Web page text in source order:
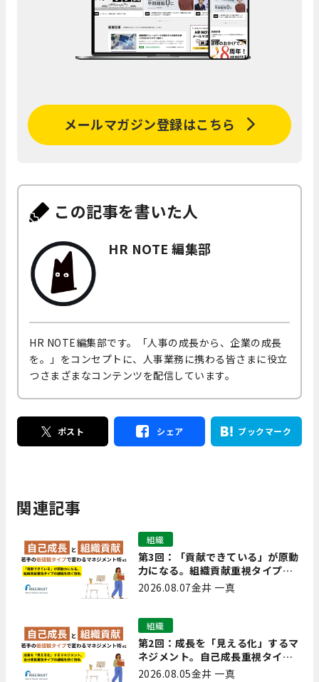
メールマガジン登録はこちら
この記事を書いた人
HR NOTE 編集部
HR NOTE編集部です。「人事の成長から、企業の成長
を。」をコンセプトに、人事業務に携わる皆さまに役立
つさまざまなコンテンツを配信しています。
ポスト シェア ブックマーク
関連記事
第3回：「貢献できている」が原動
力になる。組織貢献重視タイプの
離職を防ぐ技術
組織
2026.08.07金井 一真
第2回：成長を「見える化」するマ
ネジメント。自己成長重視タイプ
の離職を防ぐ技術
組織
2026.08.05金井 一真